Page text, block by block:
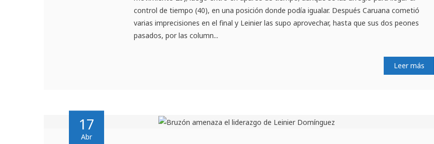
control de tiempo (40), en una posición donde podía igualar. Después Caruana cometió
varias imprecisiones en el final y Leinier las supo aprovechar, hasta que sus dos peones
pasados, por las column...
Leer más
17
Abr